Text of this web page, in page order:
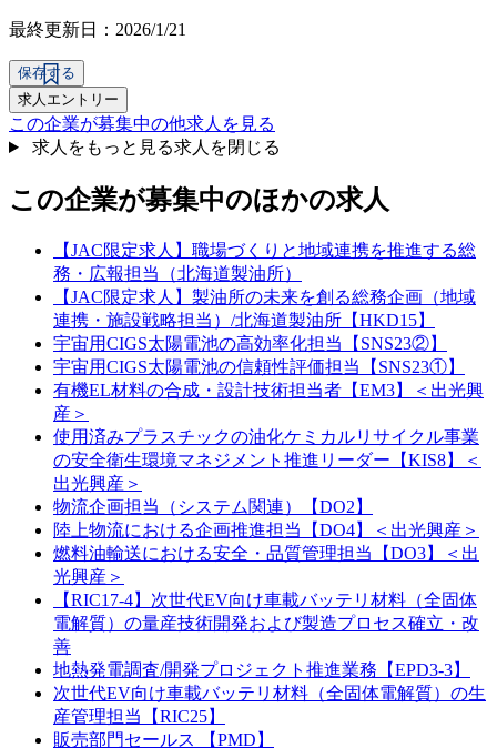
最終更新日：2026/1/21
保存する
求人エントリー
この企業が募集中の他求人を見る
求人をもっと見る求人を閉じる
この企業が募集中のほかの求人
【JAC限定求人】職場づくりと地域連携を推進する総
務・広報担当（北海道製油所）
【JAC限定求人】製油所の未来を創る総務企画（地域
連携・施設戦略担当）/北海道製油所【HKD15】
宇宙用CIGS太陽電池の高効率化担当【SNS23②】
宇宙用CIGS太陽電池の信頼性評価担当【SNS23①】
有機EL材料の合成・設計技術担当者【EM3】＜出光興
産＞
使用済みプラスチックの油化ケミカルリサイクル事業
の安全衛生環境マネジメント推進リーダー【KIS8】＜
出光興産＞
物流企画担当（システム関連）【DO2】
陸上物流における企画推進担当【DO4】＜出光興産＞
燃料油輸送における安全・品質管理担当【DO3】＜出
光興産＞
【RIC17-4】次世代EV向け車載バッテリ材料（全固体
電解質）の量産技術開発および製造プロセス確立・改
善
地熱発電調査/開発プロジェクト推進業務【EPD3-3】
次世代EV向け車載バッテリ材料（全固体電解質）の生
産管理担当【RIC25】
販売部門セールス 【PMD】